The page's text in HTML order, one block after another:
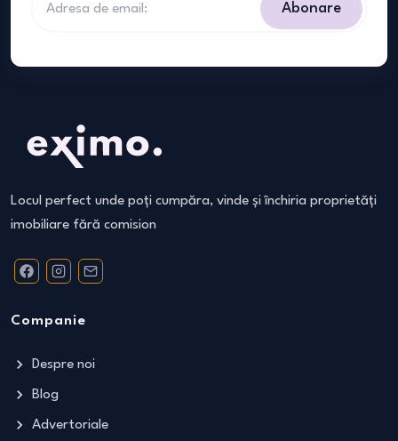
Abonare
Locul perfect unde poți cumpăra, vinde și închiria proprietăți
imobiliare fără comision
Companie
Despre noi
Blog
Advertoriale